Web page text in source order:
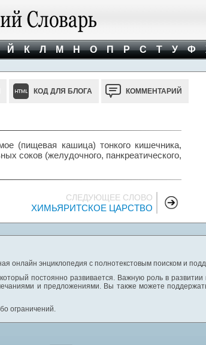
Й К Л М Н О П Р С Т У Ф
КОД ДЛЯ БЛОГА КОММЕНТАРИЙ
(пищевая кашица) тонкого кишечника,
соков (желудочного, панкреатического,
СЛЕДУЮЩЕЕ СЛОВО
ХИМЬЯРИТСКОЕ ЦАРСТВО
онлайн энциклопедия с полнотекстовым поиском и
постоянно развивается. Важную роль в
и предложениями. Вы также можете
ограничений.